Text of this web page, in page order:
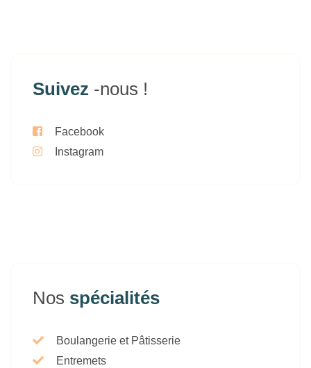
Suivez -nous !
Facebook
Instagram
Nos spécialités
Boulangerie et Pâtisserie
Entremets